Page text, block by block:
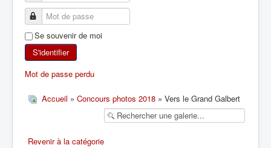
ALPINISME
SKI DE RANDONNÉE
RANDONNÉE SPORTIVE
Se souvenir de moi
S'identifier
Mot de passe perdu
Accueil » Concours photos 2018 » Vers le Grand Galbert
Revenir à la catégorie